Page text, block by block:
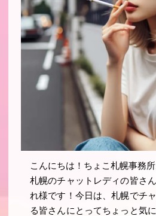
こんにちは！ちょこ札幌事務所
札幌のチャットレディの皆さ
れ様です！今日は、札幌でチ
る皆さんにとってちょっと気